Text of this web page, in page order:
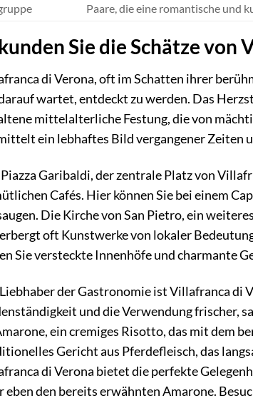
Paare, die eine romantische und
Sie die Schätze von
di Verona, oft im Schatten ihrer
wartet, entdeckt zu werden. Das
mittelalterliche Festung, die von
ein lebhaftes Bild vergangener Zeiten
Garibaldi, der zentrale Platz von
Cafés. Hier können Sie bei einem
Die Kirche von San Pietro, ein
oft Kunstwerke von lokaler
Sie versteckte Innenhöfe und charmante
der Gastronomie ist Villafranca di
und die Verwendung frischer,
ein cremiges Risotto, das mit dem
Gericht aus Pferdefleisch, das
di Verona bietet die perfekte
eben den bereits erwähnten Amarone.